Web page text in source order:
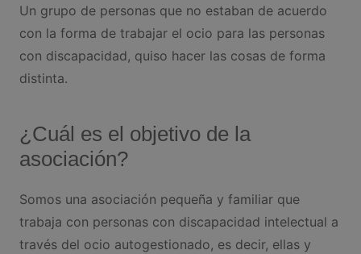
Un grupo de personas que no estaban de acuerdo
con la forma de trabajar el ocio para las personas
con discapacidad, quiso hacer las cosas de forma
distinta.
¿Cuál es el objetivo de la
asociación?
Somos una asociación pequeña y familiar que
trabaja con personas con discapacidad intelectual a
través del ocio autogestionado, es decir, ellas y